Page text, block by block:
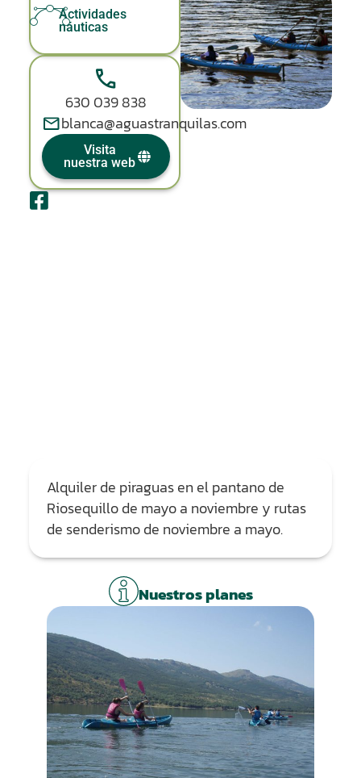
Actividades
náuticas
630 039 838
blanca@aguastranquilas.com
Visita
nuestra web
Alquiler de piraguas en el pantano de
Riosequillo de mayo a noviembre y rutas
de senderismo de noviembre a mayo.
Nuestros planes